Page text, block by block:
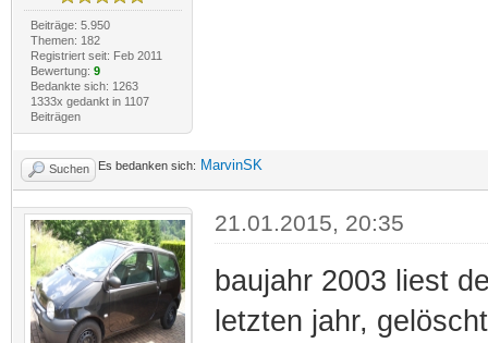
Beiträge: 5.950
Themen: 182
Registriert seit: Feb 2011
Bewertung: 9
Bedankte sich: 1263
1333x gedankt in 1107
Beiträgen
Suchen Es bedanken sich: MarvinSK
21.01.2015, 20:35
baujahr 2003 liest
letzten jahr,